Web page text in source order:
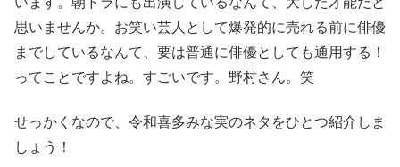
思いませんか。お笑い芸人として爆発的に売れる前に俳優
までしているなんて、要は普通に俳優としても通用する！
ってことですよね。すごいです。野村さん。笑
せっかくなので、令和喜多みな実のネタをひとつ紹介しま
しょう！